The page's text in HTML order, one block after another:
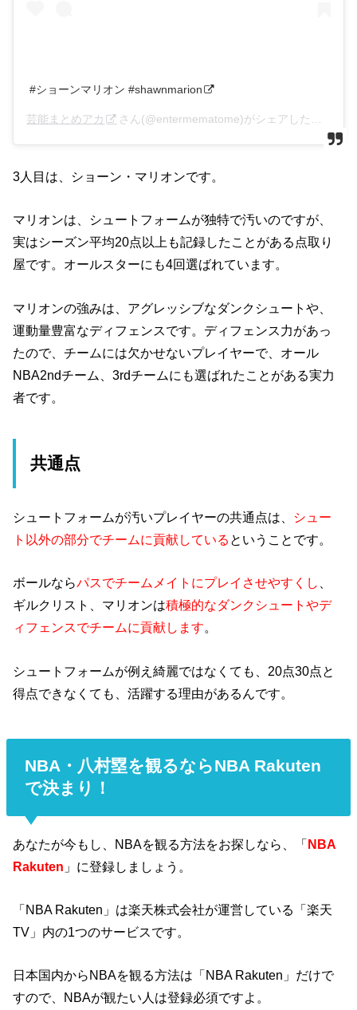
#ショーンマリオン #shawnmarion
芸能まとめアカ さん(@entermematome)がシェアした投稿 –
3人目は、ショーン・マリオンです。
マリオンは、シュートフォームが独特で汚いのですが、
実はシーズン平均20点以上も記録したことがある点取り
屋です。オールスターにも4回選ばれています。
マリオンの強みは、アグレッシブなダンクシュートや、
運動量豊富なディフェンスです。ディフェンス力があっ
たので、チームには欠かせないプレイヤーで、オール
NBA2ndチーム、3rdチームにも選ばれたことがある実力
者です。
共通点
シュートフォームが汚いプレイヤーの共通点は、 シュー
ト以外の部分でチームに貢献している ということです。
ボールならパスでチームメイトにプレイさせやすくし
ギルクリスト、マリオンは積極的なダンクシュートやデ
ィフェンスでチームに貢献します。
シュートフォームが例え綺麗ではなくても、20点30点と
得点できなくても、活躍する理由があるんです。
NBA・八村塁を観るならNBA Rakuten
で決まり！
あなたが今もし、NBAを観る方法をお探しなら、「NBA
Rakuten 」に登録しましょう。
「NBA Rakuten」は楽天株式会社が運営している「楽天
TV」内の1つのサービスです。
日本国内からNBAを観る方法は「NBA Rakuten」だけで
すので、NBAが観たい人は登録必須ですよ。